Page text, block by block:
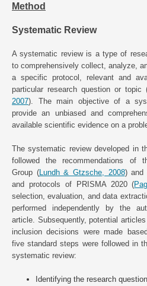
Method
Systematic Review
A systematic review is a type of
to comprehensively collect, analyze,
a specific protocol, relevant and
particular research question or topic
2007). The main objective of a
provide an unbiased and
available scientific evidence on a
The systematic review developed in
followed the recommendations of
Group (Lundh & Gtzsche, 2008) and
and protocols of PRISMA 2020 (
selection, evaluation, and data
performed independently by the
article. Subsequently, potential
inclusion decisions were made
five standard steps were followed in
systematic review:
Identifying the research question